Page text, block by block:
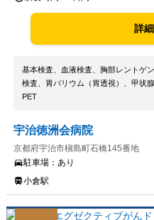
詳
基本検査、血液検査、胸部レントゲ
検査、胃バリウム（胃透視）、甲状
PET
宇治徳洲会病院
京都府宇治市槇島町石橋145番地
駐車場： あり
小倉駅